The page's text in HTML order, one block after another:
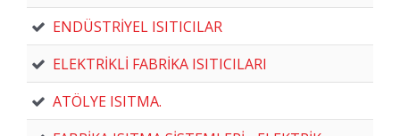
ENDÜSTRİYEL ISITICILAR
ELEKTRİKLİ FABRİKA ISITICILARI
ATÖLYE ISITMA.